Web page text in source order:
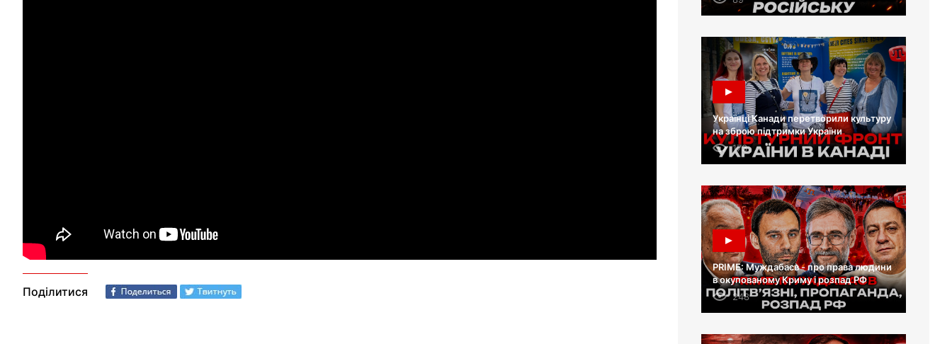
Поділитися
Українці Канади перетворили культуру
на зброю підтримки України
173
PRIME: Муждабаєв - про права людини
в окупованому Криму і розпад РФ
248